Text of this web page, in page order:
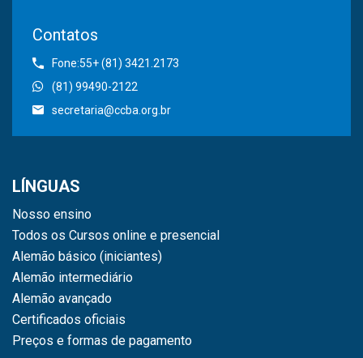
Contatos
Fone:55+ (81) 3421.2173
(81) 99490-2122
secretaria@ccba.org.br
LÍNGUAS
Nosso ensino
Todos os Cursos online e presencial
Alemão básico (iniciantes)
Alemão intermediário
Alemão avançado
Certificados oficiais
Preços e formas de pagamento